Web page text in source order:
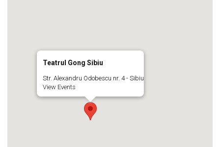
Teatrul Gong Sibiu
Str. Alexandru Odobescu nr. 4 - Sibiu
View Events